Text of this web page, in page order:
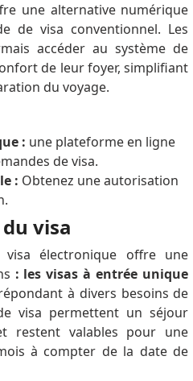
une alternative numérique
de visa conventionnel. Les
accéder au système de
de leur foyer, simplifiant
du voyage.
: une plateforme en ligne
de visa.
: Obtenez une autorisation
visa
électronique offre une
: les visas à entrée unique
à divers besoins de
visa permettent un séjour
restent valables pour une
à compter de la date de